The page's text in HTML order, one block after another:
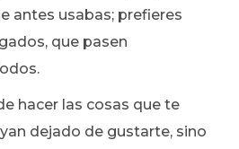
antes usabas; prefieres
que pasen
hacer las cosas que te
dejado de gustarte, sino